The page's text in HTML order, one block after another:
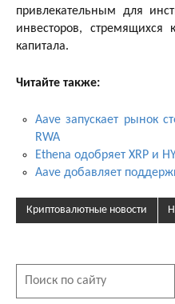
привлекательным для
инвесторов,
капитала.
Читайте также:
Aave запускает рынок
RWA
Ethena одобряет XRP и
Aave добавляет
Криптовалютные новости